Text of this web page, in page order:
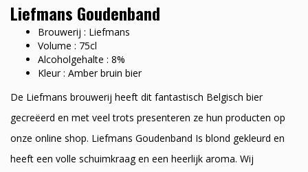
Liefmans Goudenband
Brouwerij : Liefmans
Volume : 75cl
Alcoholgehalte : 8%
Kleur : Amber bruin bier
De Liefmans brouwerij heeft dit fantastisch Belgisch bier
gecreëerd en met veel trots presenteren ze hun producten op
onze online shop. Liefmans Goudenband Is blond gekleurd en
heeft een volle schuimkraag en een heerlijk aroma. Wij